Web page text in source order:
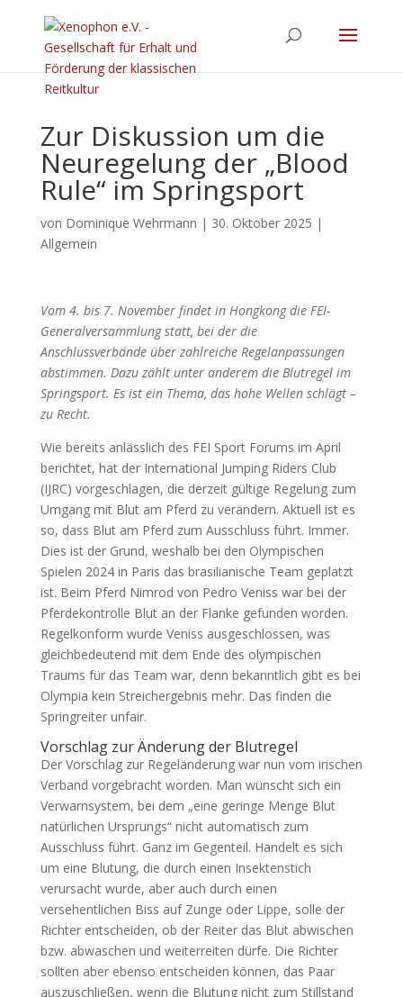
Zur Diskussion um die
Neuregelung der „Blood
Rule“ im Springsport
von Dominique Wehrmann | 30. Oktober 2025 |
Allgemein
Vom 4. bis 7. November findet in Hongkong die FEI-
Generalversammlung statt, bei der die
Anschlussverbände über zahlreiche Regelanpassungen
abstimmen. Dazu zählt unter anderem die Blutregel im
Springsport. Es ist ein Thema, das hohe Wellen schlägt –
zu Recht.
Wie bereits anlässlich des FEI Sport Forums im April
berichtet, hat der International Jumping Riders Club
(IJRC) vorgeschlagen, die derzeit gültige Regelung zum
Umgang mit Blut am Pferd zu verändern. Aktuell ist es
so, dass Blut am Pferd zum Ausschluss führt. Immer.
Dies ist der Grund, weshalb bei den Olympischen
Spielen 2024 in Paris das brasilianische Team geplatzt
ist. Beim Pferd Nimrod von Pedro Veniss war bei der
Pferdekontrolle Blut an der Flanke gefunden worden.
Regelkonform wurde Veniss ausgeschlossen, was
gleichbedeutend mit dem Ende des olympischen
Traums für das Team war, denn bekanntlich gibt es bei
Olympia kein Streichergebnis mehr. Das finden die
Springreiter unfair.
Vorschlag zur Änderung der Blutregel
Der Vorschlag zur Regeländerung war nun vom irischen
Verband vorgebracht worden. Man wünscht sich ein
Verwarnsystem, bei dem „eine geringe Menge Blut
natürlichen Ursprungs“ nicht automatisch zum
Ausschluss führt. Ganz im Gegenteil. Handelt es sich
um eine Blutung, die durch einen Insektenstich
verursacht wurde, aber auch durch einen
versehentlichen Biss auf Zunge oder Lippe, solle der
Richter entscheiden, ob der Reiter das Blut abwischen
bzw. abwaschen und weiterreiten dürfe. Die Richter
sollten aber ebenso entscheiden können, das Paar
auszuschließen, wenn die Blutung nicht zum Stillstand